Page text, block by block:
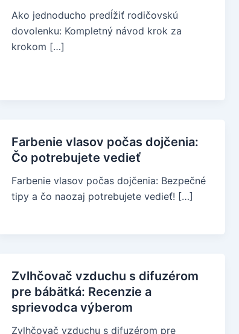
Ako jednoducho predĺžiť rodičovskú
dovolenku: Kompletný návod krok za
krokom […]
Farbenie vlasov počas dojčenia:
Čo potrebujete vedieť
Farbenie vlasov počas dojčenia: Bezpečné
tipy a čo naozaj potrebujete vedieť! […]
Zvlhčovač vzduchu s difuzérom
pre bábätká: Recenzie a
sprievodca výberom
Zvlhčovač vzduchu s difuzérom pre